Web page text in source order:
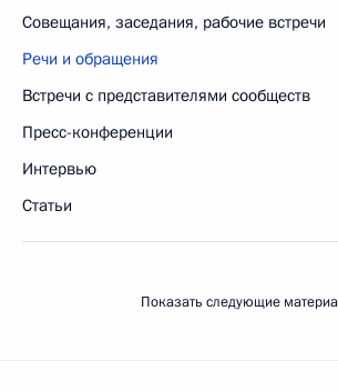
Совещания, заседания, рабочие встречи
Речи и обращения
Встречи с представителями сообществ
Пресс-конференции
Интервью
Статьи
Показать следующие